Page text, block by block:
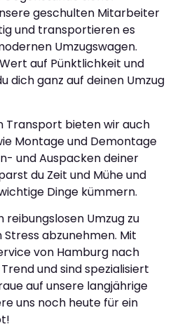
geschulten Mitarbeiter
und transportieren es
Umzugswagen.
auf Pünktlichkeit und
dich ganz auf deinen Umzug
Transport bieten wir auch
Montage und Demontage
und Auspacken deiner
du Zeit und Mühe und
Dinge kümmern.
reibungslosen Umzug zu
abzunehmen. Mit
von Hamburg nach
und sind spezialisiert
auf unsere langjährige
uns noch heute für ein